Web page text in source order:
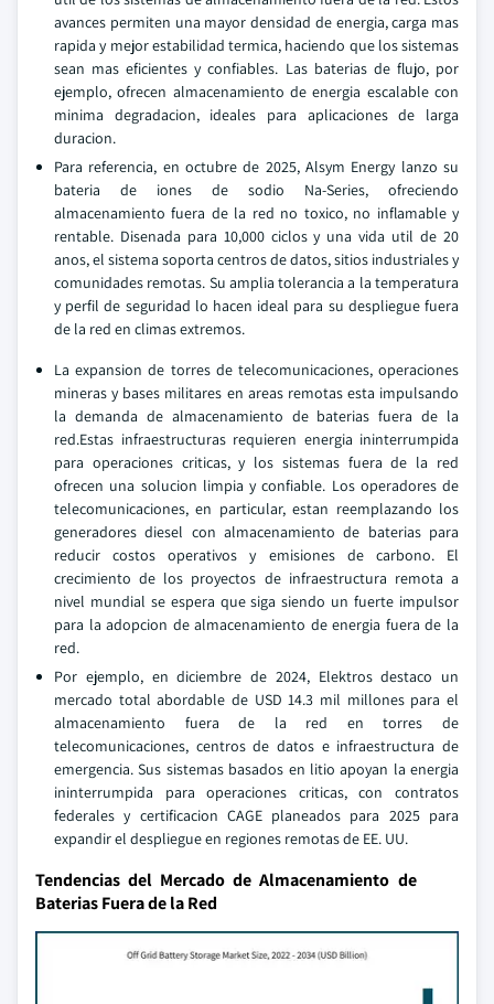
avances permiten una mayor densidad de energia, carga mas
rapida y mejor estabilidad termica, haciendo que los sistemas
sean mas eficientes y confiables. Las baterias de flujo, por
ejemplo, ofrecen almacenamiento de energia escalable con
minima degradacion, ideales para aplicaciones de larga
duracion.
Para referencia, en octubre de 2025, Alsym Energy lanzo su
bateria de iones de sodio Na-Series, ofreciendo
almacenamiento fuera de la red no toxico, no inflamable y
rentable. Disenada para 10,000 ciclos y una vida util de 20
anos, el sistema soporta centros de datos, sitios industriales y
comunidades remotas. Su amplia tolerancia a la temperatura
y perfil de seguridad lo hacen ideal para su despliegue fuera
de la red en climas extremos.
La expansion de torres de telecomunicaciones, operaciones
mineras y bases militares en areas remotas esta impulsando
la demanda de almacenamiento de baterias fuera de la
red.Estas infraestructuras requieren energia ininterrumpida
para operaciones criticas, y los sistemas fuera de la red
ofrecen una solucion limpia y confiable. Los operadores de
telecomunicaciones, en particular, estan reemplazando los
generadores diesel con almacenamiento de baterias para
reducir costos operativos y emisiones de carbono. El
crecimiento de los proyectos de infraestructura remota a
nivel mundial se espera que siga siendo un fuerte impulsor
para la adopcion de almacenamiento de energia fuera de la
red.
Por ejemplo, en diciembre de 2024, Elektros destaco un
mercado total abordable de USD 14.3 mil millones para el
almacenamiento fuera de la red en torres de
telecomunicaciones, centros de datos e infraestructura de
emergencia. Sus sistemas basados en litio apoyan la energia
ininterrumpida para operaciones criticas, con contratos
federales y certificacion CAGE planeados para 2025 para
expandir el despliegue en regiones remotas de EE. UU.
Tendencias del Mercado de Almacenamiento de
Baterias Fuera de la Red